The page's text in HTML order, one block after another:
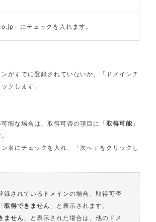
」にチェックを入れます。
がすでに登録されていないか、「ドメインチ
クします。
可能な場合は、取得可否の項目に「取得可能 」
名にチェックを入れ、「次へ」をクリックし
録されているドメインの場合、取得可否
取得できません 」と表示されます。
ません 」と表示された場合は、他のドメ